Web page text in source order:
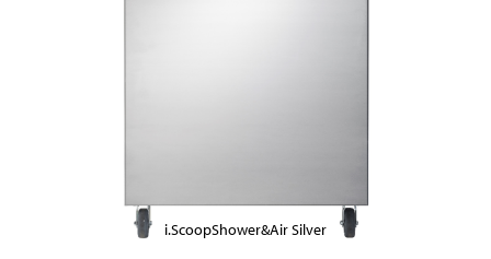
i.ScoopShower&Air Silver